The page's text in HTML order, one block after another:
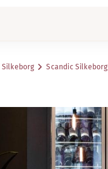
Silkeborg Scandic Silkeborg